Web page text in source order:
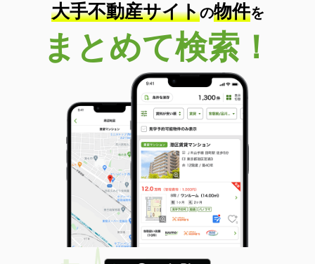
大手不動産サイトの物件を
まとめて検索！